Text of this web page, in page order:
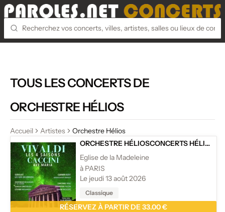
TOUS LES CONCERTS DE
ORCHESTRE HÉLIOS
Accueil Artistes
Orchestre Hélios
ORCHESTRE HÉLIOSCONCERTS HÉLIOS
Eglise de la Madeleine
à PARIS
Le jeudi 13 août 2026
Classique
RÉSERVEZ À PARTIR DE 33.00 €